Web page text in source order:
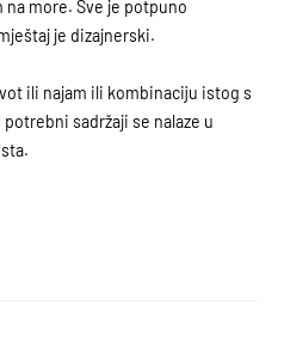
more. Sve je potpuno
je dizajnerski.
ili najam ili kombinaciju istog s
sadržaji se nalaze u